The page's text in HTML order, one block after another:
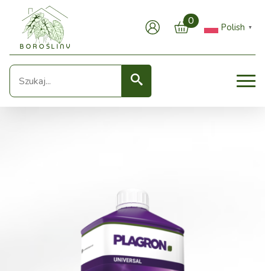
0
Polish ▼
Seearch